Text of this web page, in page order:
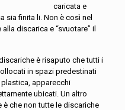
caricata e
sia finita li. Non è così nel
discarica e “svuotare” il
è risaputo che tutti i
in spazi predestinati
apparecchi
ubicati. Un altro
che non tutte le discariche